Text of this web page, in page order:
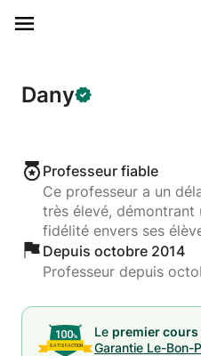
Dany
Professeur fiable
Ce professeur a un
très élevé, démontrant
fidélité envers ses
Depuis octobre 2014
Professeur depuis
Le premier cours
Garantie Le-Bon-